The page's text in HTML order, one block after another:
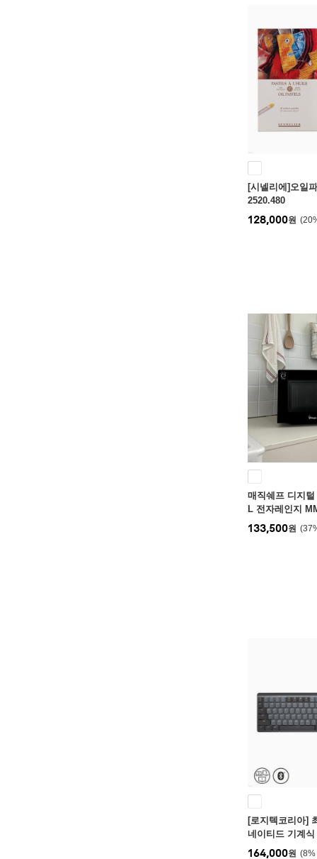
[시넬리에]오일
2520.480
20
128,000원
매직쉐프 디지
L 전자레인지
37
133,500원
[로지텍코리아]
네이티드 기계
nical)
8%
164,000원